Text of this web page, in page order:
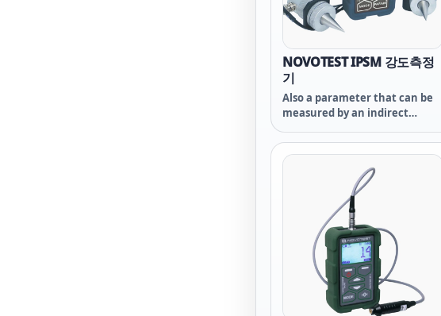
NOVOTEST IPSM 강도측정
기
Also a parameter that can be
measured by an indirect
In the presence of samples of
known density, it is possible to
calibrate the device for the
available material, and then
quickly evaluate the density
without destroying, weighing,
or other manipulations with
the tested object.